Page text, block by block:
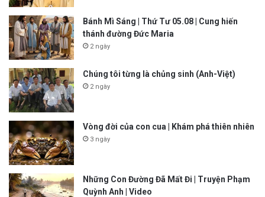
Bánh Mì Sáng | Thứ Tư 05.08 | Cung hiến
thánh đường Đức Maria
2 ngày
Chúng tôi từng là chủng sinh (Anh-Việt)
2 ngày
Vòng đời của con cua | Khám phá thiên nhiên
3 ngày
Những Con Đường Đã Mất Đi | Truyện Phạm
Quỳnh Anh | Video